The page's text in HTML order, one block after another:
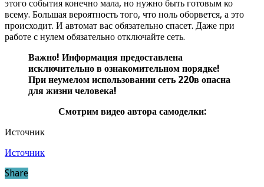
этого события конечно мала, но нужно быть готовым ко
всему. Большая вероятность того, что ноль оборвется, а это
происходит. И автомат вас обязательно спасет. Даже при
работе с нулем обязательно отключайте сеть.
Важно! Информация предоставлена
исключительно в ознакомительном порядке!
При неумелом использовании сеть 220в опасна
для жизни человека!
Смотрим видео автора самоделки:
Источник
Источник
Share